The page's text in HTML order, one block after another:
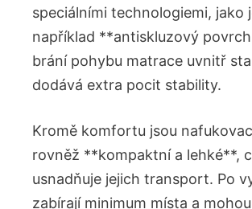
‍speciálními technologiemi, jako
například ​**antiskluzový
brání pohybu⁣ matrace uvnitř⁢
dodává extra pocit stability.
Kromě komfortu jsou
rovněž **kompaktní ⁤a lehké**,‌
usnadňuje jejich transport. Po⁢
zabírají minimum místa a